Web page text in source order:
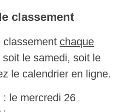
classement
classement chaque
soit le samedi, soit le
le calendrier en ligne.
le mercredi 26